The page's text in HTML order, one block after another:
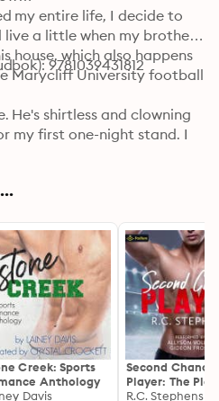
my entire life, I decide to
a little when my brother
house, which also happens
Marycliff University football
He's shirtless and clowning
my first one-night stand. I
and I discover that
Andrew—notorious
field.
My brother never has to
one night isn't enough…
he wins me over. And I
will be nothing short of
our relationship a secret
9781039431812
Creek: Sports
Anthology
Davis
Second Chance
Player: The
Series, Book 1
R.C. Stephens